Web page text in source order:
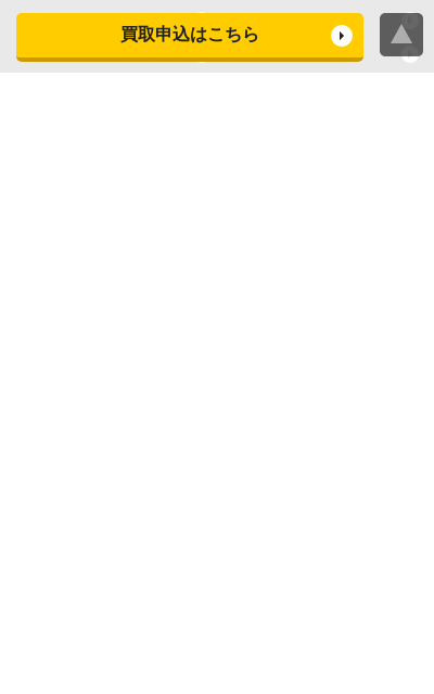
買取申込はこちら
タブレット買取査定
スマートウォッチ買取査定